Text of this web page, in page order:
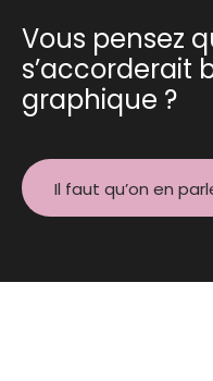
Vous pensez
s’accorderait
graphique ?
Il faut qu’on en